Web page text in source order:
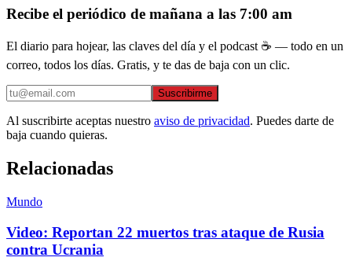
Recibe el periódico de mañana a las 7:00 am
El diario para hojear, las claves del día y el podcast ☕ — todo en un
correo, todos los días. Gratis, y te das de baja con un clic.
Suscribirme
Al suscribirte aceptas nuestro aviso de privacidad. Puedes darte de
baja cuando quieras.
Relacionadas
Mundo
Video: Reportan 22 muertos tras ataque de Rusia
contra Ucrania